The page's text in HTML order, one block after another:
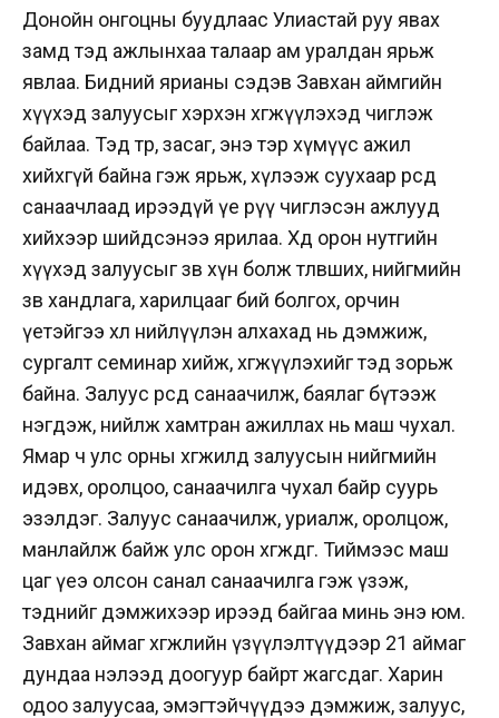
Донойн онгоцны буудлаас Улиастай руу явах
замд тэд ажлынхаа талаар ам уралдан ярьж
явлаа. Бидний ярианы сэдэв Завхан аймгийн
хүүхэд залуусыг хэрхэн хөгжүүлэхэд чиглэж
байлаа. Тэд төр, засаг, энэ тэр хүмүүс ажил
хийхгүй байна гэж ярьж, хүлээж суухаар өөрсдөө
санаачлаад ирээдүй үе рүү чиглэсэн ажлууд
хийхээр шийдсэнээ ярилаа. Хөдөө орон нутгийн
хүүхэд залуусыг зөв хүн болж төлөвших, нийгмийн
зөв хандлага, харилцааг бий болгох, орчин
үетэйгээ хөл нийлүүлэн алхахад нь дэмжиж,
сургалт семинар хийж, хөгжүүлэхийг тэд зорьж
байна. Залуус өөрсдөө санаачилж, баялаг бүтээж
нэгдэж, нийлж хамтран ажиллах нь маш чухал.
Ямар ч улс орны хөгжилд залуусын нийгмийн
идэвх, оролцоо, санаачилга чухал байр суурь
эзэлдэг. Залуус санаачилж, уриалж, оролцож,
манлайлж байж улс орон хөгждөг. Тиймээс маш
цаг үеэ олсон санал санаачилга гэж үзэж,
тэднийг дэмжихээр ирээд байгаа минь энэ юм.
Завхан аймаг хөгжлийн үзүүлэлтүүдээр 21 аймаг
дундаа нэлээд доогуур байрт жагсдаг. Харин
одоо залуусаа, эмэгтэйчүүдээ дэмжиж, залуус,